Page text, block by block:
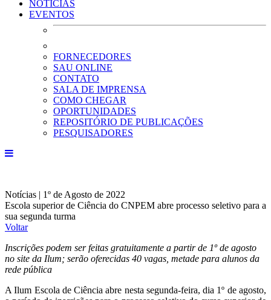
NOTÍCIAS
EVENTOS
FORNECEDORES
SAU ONLINE
CONTATO
SALA DE IMPRENSA
COMO CHEGAR
OPORTUNIDADES
REPOSITÓRIO DE PUBLICAÇÕES
PESQUISADORES
Notícias | 1º de Agosto de 2022
Escola superior de Ciência do CNPEM abre processo seletivo para a
sua segunda turma
Voltar
Inscrições podem ser feitas gratuitamente a partir de 1º de agosto
no site da Ilum; serão oferecidas 40 vagas, metade para alunos da
rede pública
A Ilum Escola de Ciência abre nesta segunda-feira, dia 1º de agosto,